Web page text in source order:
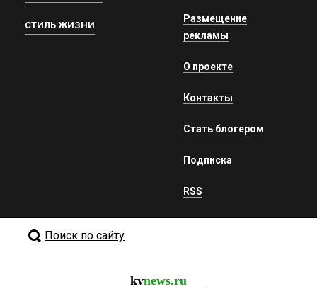
СТИЛЬ ЖИЗНИ
Размещение
рекламы
О проекте
Контакты
Стать блогером
Подписка
RSS
Поиск по сайту
kvnews.ru